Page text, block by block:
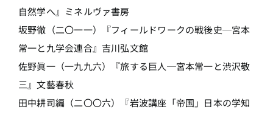
自然学へ』ミネルヴァ書房
坂野徹（二〇一一）『フィールドワークの戦後史─宮本
常一と九学会連合』吉川弘文館
佐野眞一（一九九六）『旅する巨人─宮本常一と渋沢敬
三』文藝春秋
田中耕司編（二〇〇六）『岩波講座「帝国」日本の学知